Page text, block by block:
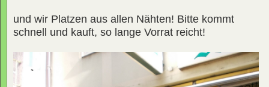
und wir Platzen aus allen Nähten! Bitte kommt
schnell und kauft, so lange Vorrat reicht!